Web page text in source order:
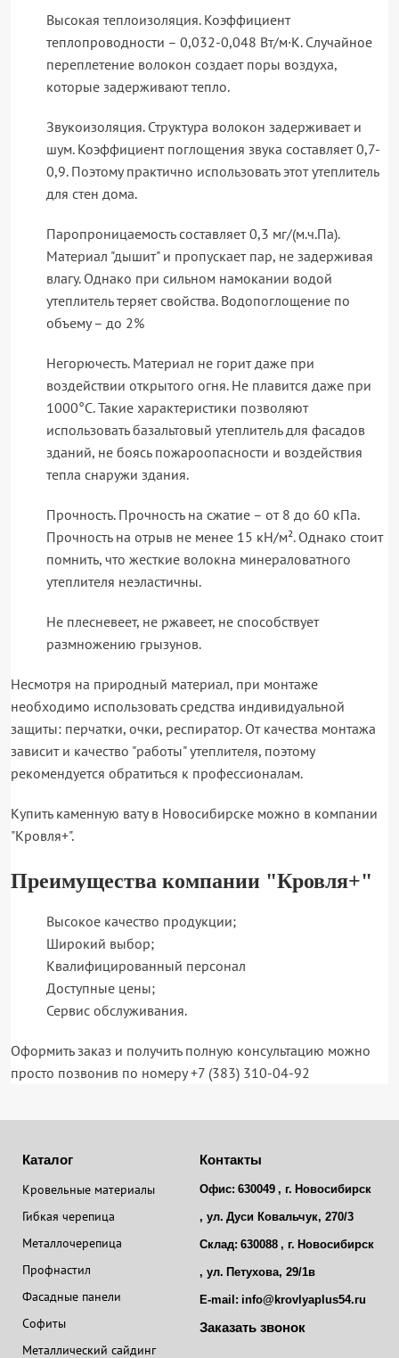
Высокая теплоизоляция. Коэффициент
теплопроводности – 0,032-0,048 Вт/м·К. Случайное
переплетение волокон создает поры воздуха,
которые задерживают тепло.
Звукоизоляция. Структура волокон задерживает и
шум. Коэффициент поглощения звука составляет 0,7-
0,9. Поэтому практично использовать этот утеплитель
для стен дома.
Паропроницаемость составляет 0,3 мг/(м.ч.Па).
Материал "дышит" и пропускает пар, не задерживая
влагу. Однако при сильном намокании водой
утеплитель теряет свойства. Водопоглощение по
объему – до 2%
Негорючесть. Материал не горит даже при
воздействии открытого огня. Не плавится даже при
1000°C. Такие характеристики позволяют
использовать базальтовый утеплитель для фасадов
зданий, не боясь пожароопасности и воздействия
тепла снаружи здания.
Прочность. Прочность на сжатие – от 8 до 60 кПа.
Прочность на отрыв не менее 15 кН/м². Однако стоит
помнить, что жесткие волокна минераловатного
утеплителя неэластичны.
Не плесневеет, не ржавеет, не способствует
размножению грызунов.
Несмотря на природный материал, при монтаже
необходимо использовать средства индивидуальной
защиты: перчатки, очки, респиратор. От качества монтажа
зависит и качество "работы" утеплителя, поэтому
рекомендуется обратиться к профессионалам.
Купить каменную вату в Новосибирске можно в компании
"Кровля+".
Преимущества компании "Кровля+"
Высокое качество продукции;
Широкий выбор;
Квалифицированный персонал
Доступные цены;
Сервис обслуживания.
Оформить заказ и получить полную консультацию можно
просто позвонив по номеру +7 (383) 310-04-92
Каталог
Кровельные материалы
Гибкая черепица
Металлочерепица
Профнастил
Фасадные панели
Софиты
Металлический сайдинг
Контакты
Офис: 630049 , г. Новосибирск
, ул. Дуси Ковальчук, 270/3
Склад: 630088 , г. Новосибирск
, ул. Петухова, 29/1в
E-mail: info@krovlyaplus54.ru
Заказать звонок